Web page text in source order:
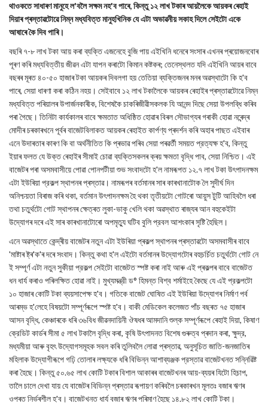
থাওকতে সাধাৰণ মানুহে ল'বলৈ সক্ষম নহ'ব পাৰে, কিন্তু ১২ লাখ টকাৰ আয়লৈকে আয়কৰ ৰেহাই
দিয়াৰ প্ৰস্তাৱটোৱে নিম্ন মধ্যবিত্ত মানুহখিনিক যে এটা অভাৱনীয় সকাহ দিলে সেইটো একে
আষাৰে কৈ দিব পাৰি।
বছৰি ৭-৮ লাখ টকা আয় কৰা ব্যক্তি এজনেহে বুজি পায় এইখিনি ধনেৰে সংসাৰ এখনৰ প্ৰয়োজনবোৰ
পূৰণ কৰি মধ্যবিত্তীয় জীৱন এটা যাপন কৰাটো কিমান কষ্টকৰ; তেনেস্থলত যদি এইখিনি আয়ৰ বাবে
বছৰৰ মূৰত ৪০-৫০ হাজাৰ টকা আয়কৰ দিবলগা হয় তেতিয়া ব্যক্তিজনৰ মনৰ অৱস্থাটো কি হ'ব
পাৰে, সেয়া ধাৰণা কৰা কঠিন নহয়। সেইবাবে ১২ লাখ টকালৈকে আয়কৰ ৰেহাইৰ প্ৰস্তাৱটোৱে নিম্ন
মধ্যবিত্ত পৰিয়ালৰ উপাৰ্জনকাৰীক, বিশেষকৈ চাকৰিজীৱীসকলক যি আনন্দ দিছে সেয়া উপলব্ধি কৰিব
পৰা গৈছে। তিনিটা কাৰ্যকালৰ বাবে ক্ষমতাত অধিষ্ঠিত হোৱাৰ বিৰল সৌভাগ্যৰ গৰাকী হোৱা নৰেন্দ্ৰ
মোদীৰ চৰকাৰখনে পূৰ্বৰ বাজেটবিলাকত আয়কৰ ৰেহাইত কার্পণ্য প্ৰদৰ্শন কৰি অহাৰ পাছত এইবাৰ
এনে উদাৰতাৰ কাৰণ কি বা অর্থনীতিত কি প্ৰভাৱ পৰিব সেয়া পৰৱৰ্তী সময়ত প্রত্যক্ষ হ'ব, কিন্তু
ইয়াৰ ফলত যে উক্ত ৰেহাইৰ সীমাই চোৱা ব্যক্তিসকলৰ ক্ৰয় ক্ষমতা বৃদ্ধি পাব, সেয়া নিশ্চিত। এই
বাজেটৰ পৰা অসমবাসীয়ে পোৱা পোনপটীয়া শুভ সংবাদটো হ'ল নামৰূপত ১২.৭ লাখ টকা উৎপাদনক্ষম
এটা ইউৰিয়া প্রকল্প স্থাপনৰ প্ৰস্তাৱ। নামৰূপৰ বৰ্তমানৰ সাৰ কাৰখানাটোক লৈ সুদীর্ঘ দিন
অনিশ্চয়তা বিৰাজ কৰি থকা, বৰ্তমান উৎপাদনক্ষম হৈ থকা তৃতীয়টো গোটৰো আয়ুস টুটি আহিবলৈ ধৰা
তথা চতুৰ্থটো গোট স্থাপনৰ ক্ষেত্ৰত লুকা-ভাকু খেলি থকা অৱস্থাত ৰাজ্যৰ আন বহুকেইটা
উদ্যোগৰ দৰে এই সাৰ কাৰখানাটোৰো অপমৃত্যু ঘটিব বুলি প্রবল আশংকাৰ সৃষ্টি হৈছিল।
এনে অৱস্থাতে কেন্দ্ৰীয় বাজেটৰ নতুন এটা ইউৰিয়া প্ৰকল্প স্থাপনৰ প্ৰস্তাৱটো অসমবাসীৰ বাবে
'মাষ্টাৰ ষ্ট্ৰ'ক'ৰ দৰে সংবাদ। কিন্তু কথা হ'ল এইটো বৰ্তমানৰ উদ্যোগটোৰ বহুচৰ্চিত চতুর্থটো গোট নে
ই সম্পূর্ণ এটা নতুন সুকীয়া প্রকল্প সেইটো বাজেটত স্পষ্ট কৰা নাই আৰু এই প্ৰকল্পৰ বাবে বাজেটত
ধন ধার্য কৰাও পৰিলক্ষিত হোৱা নাই। মুখ্যমন্ত্রী ড° হিমন্ত বিশ্ব শর্মাইহে কৈছে যে এই প্রকল্পটো
১০ হাজাৰ কোটি টকা ব্যয়সাপেক্ষ হ'ব। গতিকে বাজেট ঘোষিত এই ইউৰিয়া উদ্যোগৰ নিৰ্মাণ পৰ্ব
আৰম্ভ হ'লেহে বিষয়টো সম্পূৰ্ণৰূপে স্পষ্ট হ'ব। বাকী মেডিকেল কলেজত পাঁচ বছৰত ৭৫ হাজাৰ
আসন বৃদ্ধি, কেঞ্চাৰকে ধৰি ৩৬বিধ জীৱনদায়িনী ঔষধৰ আমদানি শুল্ক সম্পূর্ণৰূপে ৰেহাই দিয়া, কিষাণ
ক্রেডিট কার্ডৰ সীমা ৫ লাখ টকালৈ বৃদ্ধি কৰা, কৃষি উৎপাদনত বিশেষ গুৰুত্ব প্ৰদান কৰা, ক্ষুদ্র,
মধ্যমীয়া আৰু বৃহৎ উদ্যোগসমূহক সবল কৰি তুলিবলৈ লোৱা প্ৰস্তাৱ, অনুসূচিত জাতি-জনজাতিৰ
মহিলাক উদ্যোগীৰূপে গঢ়ি তোলাৰ লক্ষ্যকে ধৰি বিভিন্ন আশাব্যঞ্জক প্রস্তাৱ বাজেটখনত সন্নিৱিষ্ট
কৰা হৈছে। কিন্তু ৫০.৬৫ লাখ কোটি টকাৰ বিশাল আকাৰৰ বাজেটখনৰ আয়-ব্যয়ৰ যিটো হিচাপ,
তালৈ চালে দেখা যায় যে বাজেটৰ বিভিন্ন প্ৰস্তাৱ ৰূপায়ণ কৰিবলৈ চৰকাৰখন মূলতঃ বজাৰ ঋণৰ
ওপৰত নিৰ্ভৰশীল হ'ব। বাজেটখনত ধাৰ্য বজাৰ ঋণৰ পৰিমাণ হৈছে ১৪.৮২ লাখ কোটি টকা।